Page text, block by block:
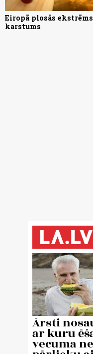
Eiropā plosās ekstrēms
karstums